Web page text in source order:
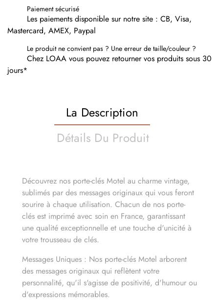
Paiement sécurisé
Les paiements disponible sur notre site : CB, Visa,
Mastercard, AMEX, Paypal
Le produit ne convient pas ? Une erreur de taille/couleur ?
Chez LOAA vous pouvez retourner vos produits sous 30
jours*
La Description
Détails Du Produit
Découvrez nos porte-clés Motel au charme vintage,
sublimés par des messages originaux qui vous feront
sourire à chaque utilisation. Chacun de nos porte-
clés est imprimé avec soin en France, garantissant
une qualité exceptionnelle et une touche d'unicité à
votre trousseau de clés.
Messages Uniques : Nos porte-clés Motel arborent
des messages originaux qui reflètent votre
personnalité, qu'il s'agisse de positivité, d'humour ou
d'expressions mémorables.